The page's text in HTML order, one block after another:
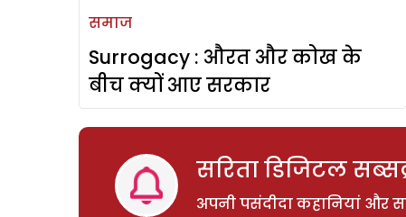
समाज
Surrogacy : औरत और कोख के
बीच क्यों आए सरकार
सरिता डिजिटल
अपनी पसंदीदा कहानियां और